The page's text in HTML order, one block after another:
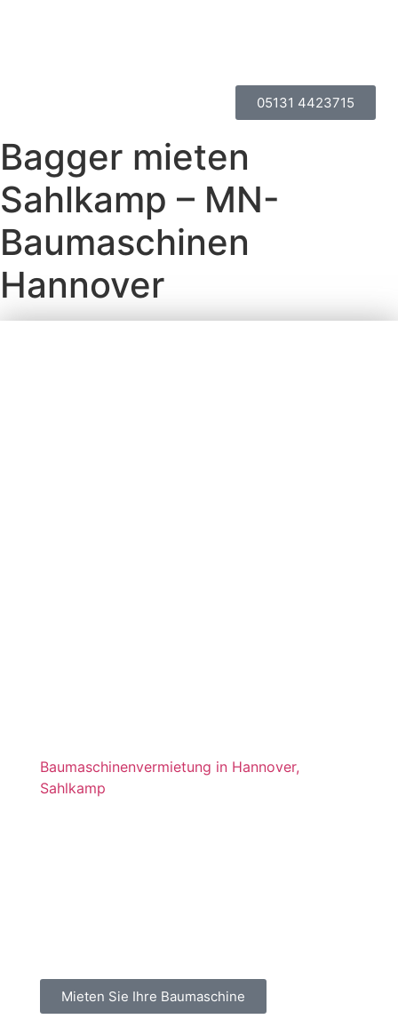
05131 4423715
Bagger mieten
Sahlkamp – MN-
Baumaschinen
Hannover
Baumaschinenvermietung in Hannover,
Sahlkamp
Mieten Sie Ihre Baumaschine